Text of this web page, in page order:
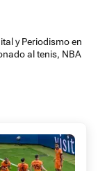
y Periodismo en
al tenis, NBA